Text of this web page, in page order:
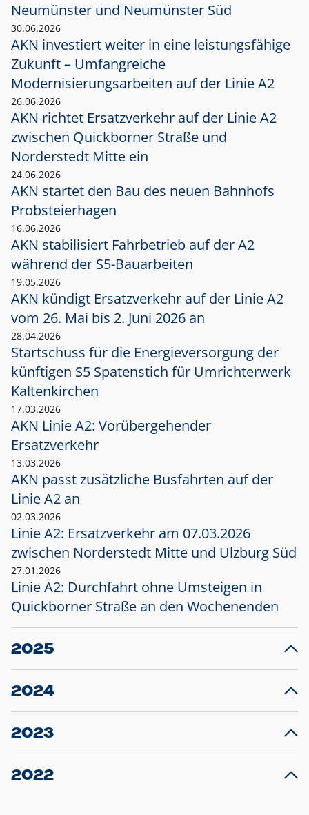
Neumünster und Neumünster Süd
30.06.2026
AKN investiert weiter in eine leistungsfähige
Zukunft – Umfangreiche
Modernisierungsarbeiten auf der Linie A2
26.06.2026
AKN richtet Ersatzverkehr auf der Linie A2
zwischen Quickborner Straße und
Norderstedt Mitte ein
24.06.2026
AKN startet den Bau des neuen Bahnhofs
Probsteierhagen
16.06.2026
AKN stabilisiert Fahrbetrieb auf der A2
während der S5-Bauarbeiten
19.05.2026
AKN kündigt Ersatzverkehr auf der Linie A2
vom 26. Mai bis 2. Juni 2026 an
28.04.2026
Startschuss für die Energieversorgung der
künftigen S5 Spatenstich für Umrichterwerk
Kaltenkirchen
17.03.2026
AKN Linie A2: Vorübergehender
Ersatzverkehr
13.03.2026
AKN passt zusätzliche Busfahrten auf der
Linie A2 an
02.03.2026
Linie A2: Ersatzverkehr am 07.03.2026
zwischen Norderstedt Mitte und Ulzburg Süd
27.01.2026
Linie A2: Durchfahrt ohne Umsteigen in
Quickborner Straße an den Wochenenden
2025
23.12.2025
Projekt S5: Start der Bauarbeiten am
2024
10.12.2024
Großprojekt S5: Sperrung der Bahnstraße in
2023
20.12.2023
Schleswig-Holstein verlängert den
2022
22.12.2022